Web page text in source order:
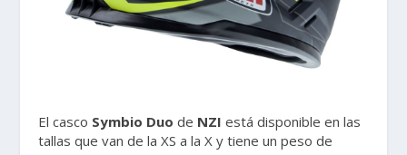
El casco Symbio Duo de NZI está disponible en las
tallas que van de la XS a la X y tiene un peso de